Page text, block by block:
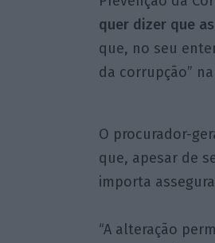
quer dizer que
que, no seu
da corrupção”
O procurador-
que, apesar de
importa
“A alteração